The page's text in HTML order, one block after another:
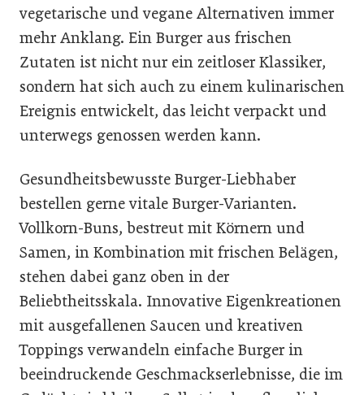
vegetarische und vegane Alternativen immer
mehr Anklang. Ein Burger aus frischen
Zutaten ist nicht nur ein zeitloser Klassiker,
sondern hat sich auch zu einem kulinarischen
Ereignis entwickelt, das leicht verpackt und
unterwegs genossen werden kann.
Gesundheitsbewusste Burger-Liebhaber
bestellen gerne vitale Burger-Varianten.
Vollkorn-Buns, bestreut mit Körnern und
Samen, in Kombination mit frischen Belägen,
stehen dabei ganz oben in der
Beliebtheitsskala. Innovative Eigenkreationen
mit ausgefallenen Saucen und kreativen
Toppings verwandeln einfache Burger in
beeindruckende Geschmackserlebnisse, die im